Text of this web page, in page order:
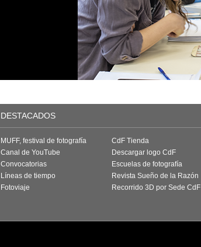
DESTACADOS
MUFF, festival de fotografía
Canal de YouTube
Convocatorias
Líneas de tiempo
Fotoviaje
CdF Tienda
Descargar logo CdF
Escuelas de fotografía
Revista Sueño de la Razón
Recorrido 3D por Sede CdF